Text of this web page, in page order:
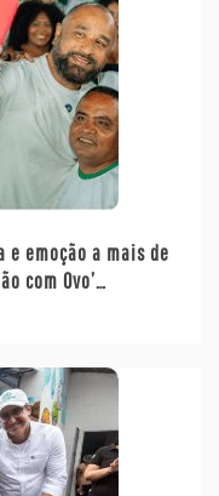
e emoção a mais de
com Ovo’…